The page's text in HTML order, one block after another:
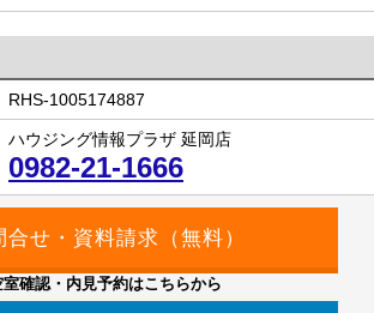
RHS-1005174887
ハウジング情報プラザ 延岡店
0982-21-1666
室確認・内見予約はこちらから